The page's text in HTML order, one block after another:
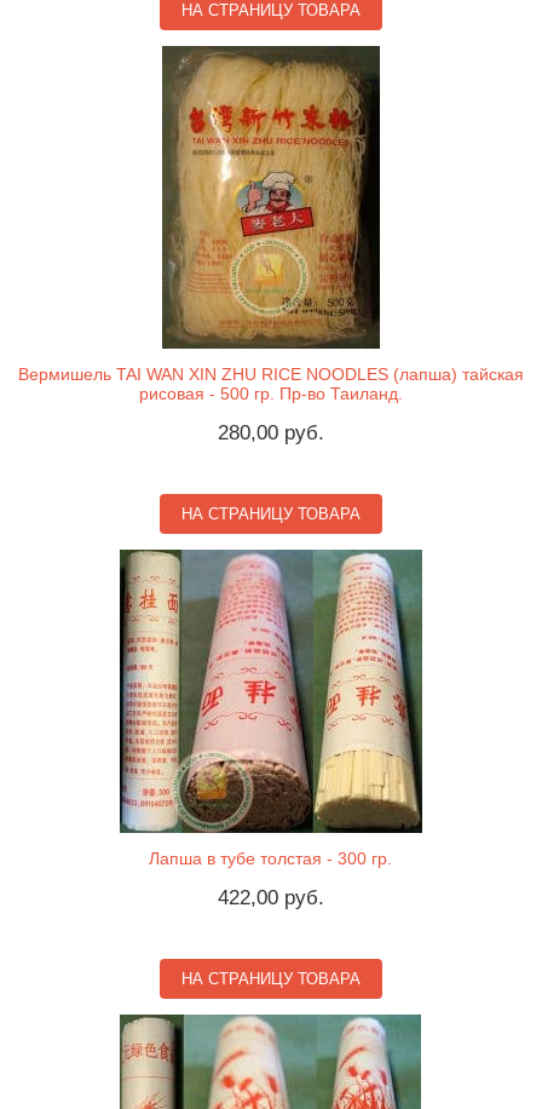
НА СТРАНИЦУ ТОВАРА
Вермишель TAI WAN XIN ZHU RICE NOODLES (лапша) тайская
рисовая - 500 гр. Пр-во Таиланд.
280,00 руб.
НА СТРАНИЦУ ТОВАРА
Лапша в тубе толстая - 300 гр.
422,00 руб.
НА СТРАНИЦУ ТОВАРА